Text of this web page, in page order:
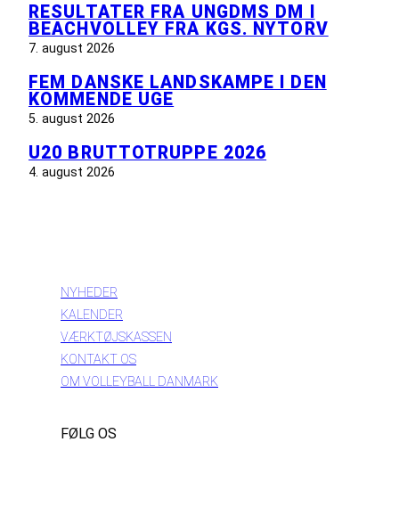
RESULTATER FRA UNGDMS DM I
BEACHVOLLEY FRA KGS. NYTORV
7. august 2026
FEM DANSKE LANDSKAMPE I DEN
KOMMENDE UGE
5. august 2026
U20 BRUTTOTRUPPE 2026
4. august 2026
NYHEDER
KALENDER
VÆRKTØJSKASSEN
KONTAKT OS
OM VOLLEYBALL DANMARK
FØLG OS